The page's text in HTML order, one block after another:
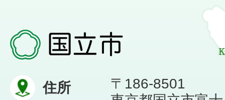
住所
〒186-8501